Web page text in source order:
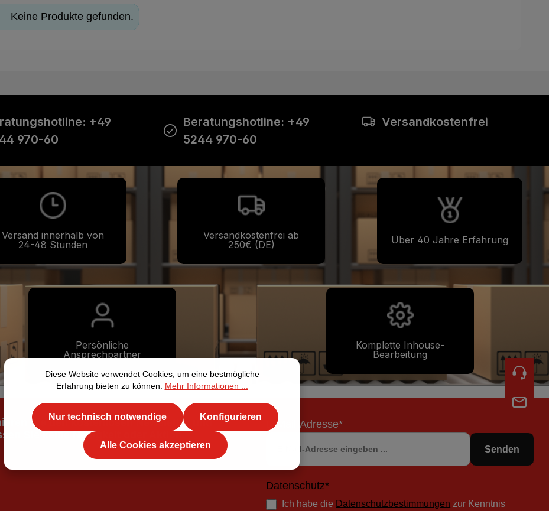
Keine Produkte gefunden.
+49
970-60
Beratungshotline: +49
5244 970-60
Versandkostenfrei
Versand innerhalb von
24-48 Stunden
Versandkostenfrei ab
250€ (DE)
Über 40 Jahre Erfahrung
Persönliche
Ansprechpartner
Komplette Inhouse-
Bearbeitung
Sie den kostenlosen Newsletter und
Sie keine Neuigkeit oder Aktion.
E-Mail-Adresse*
Senden
Datenschutz*
Ich habe die Datenschutzbestimmungen zur Kenntnis
Diese Website verwendet Cookies, um eine bestmögliche
Erfahrung bieten zu können. Mehr Informationen ...
Nur technisch notwendige Konfigurieren
Alle Cookies akzeptieren